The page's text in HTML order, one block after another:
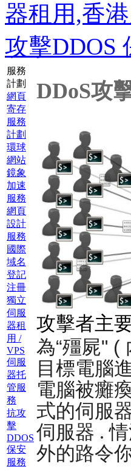
器租用,香
攻擊DDOS
服務
計劃
網頁
寄存
服務
計劃
環球
網站
鏡象
加速
服務
網頁
設計
服務
國際
域名
登記
注冊
獨立
伺服
器租
用 /
VPS
伺服
器托
管服
務
抗攻
擊
DDOS
保安
服務
DDoS攻
攻擊者主
為“殭屍" (
目標電腦
電腦被癱
式的伺服
伺服器 .
外的路令